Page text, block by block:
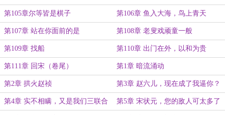
第105章尔等皆是棋子 第106章 鱼入大海，鸟上青天
第107章 站在你面前的是 第108章 老叟戏顽童一般
第109章 找船 第110章 出门在外，以和为贵
第111章 回宋（卷尾） 第1章 暗流涌动
第2章 拱火赵祯 第3章 赵六儿，现在成了我逼你？
第4章 实不相瞒，又是我们三联合 第5章 宋状元，您的敌人可太多了